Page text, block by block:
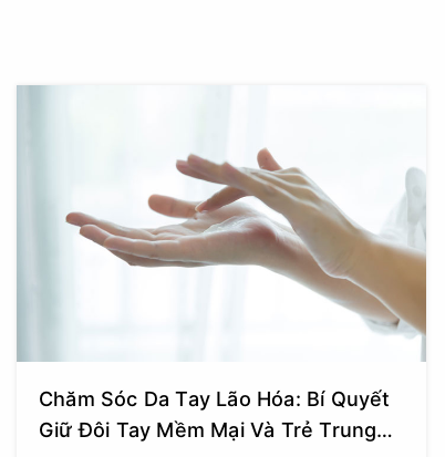
Chăm Sóc Da Tay Lão Hóa: Bí Quyết
Giữ Đôi Tay Mềm Mại Và Trẻ Trung